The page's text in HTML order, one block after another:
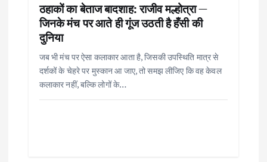
ठहाकों का बेताज बादशाह: राजीव मल्होत्रा —
जिनके मंच पर आते ही गूंज उठती है हँसी की
दुनिया
जब भी मंच पर ऐसा कलाकार आता है, जिसकी उपस्थिति मात्र से
दर्शकों के चेहरे पर मुस्कान आ जाए, तो समझ लीजिए कि वह केवल
कलाकार नहीं, बल्कि लोगों के…